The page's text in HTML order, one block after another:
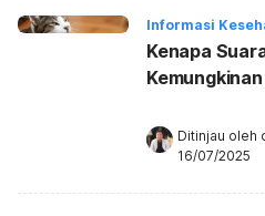
Informasi
Kenapa
Ditinjau oleh
16/07/2025